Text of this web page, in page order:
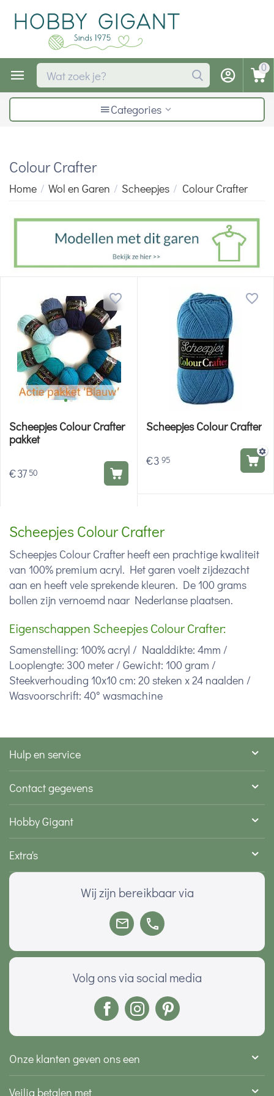
0
Categories
Colour Crafter
Home / Wol en Garen / Scheepjes / Colour Crafter
Scheepjes Colour Crafter
Scheepjes Colour Crafter heeft een prachtige kwaliteit
van 100% premium acryl. Het garen voelt zijdezacht
aan en heeft vele sprekende kleuren. De 100 grams
bollen zijn vernoemd naar Nederlanse plaatsen.
Eigenschappen Scheepjes Colour Crafter:
Samenstelling: 100% acryl / Naalddikte: 4mm /
Looplengte: 300 meter / Gewicht: 100 gram /
Steekverhouding 10x10 cm: 20 steken x 24 naalden /
Wasvoorschrift: 40° wasmachine
Scheepjes Colour Crafter
pakket
€37 50
Scheepjes Colour Crafter
€3 95
Hulp en service
Contact gegevens
Hobby Gigant
Extra's
Wij zijn bereikbaar via
Volg ons via social media
Onze klanten geven ons een
Veilig betalen met